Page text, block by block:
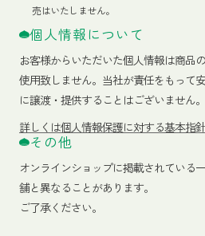
売はいたしません。
個人情報について
お客様からいただいた個人情報は商品
使用致しません。当社が責任をもって
に譲渡・提供することはございません。
詳しくは個人情報保護に対する基本指
その他
オンラインショップに掲載されている
舗と異なることがあります。
ご了承ください。